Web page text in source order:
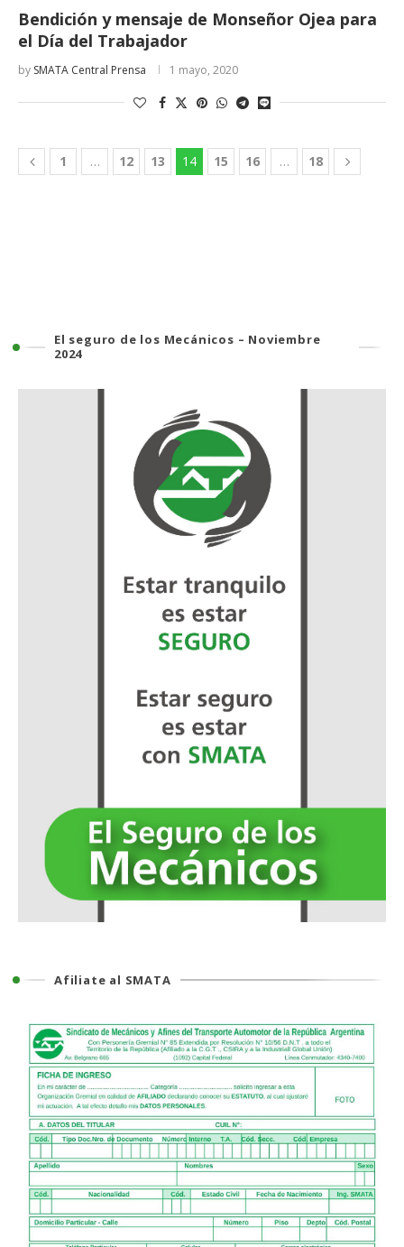
Bendición y mensaje de Monseñor Ojea para
el Día del Trabajador
by SMATA Central Prensa 1 mayo, 2020
1 … 12 13 14 15 16 … 18
El seguro de los Mecánicos – Noviembre
2024
Afiliate al SMATA